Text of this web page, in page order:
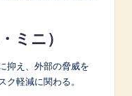
ミニ）
抑え、外部の脅威を
ク軽減に関わる。